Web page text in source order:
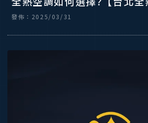
【北投三菱冷氣安裝】【北
發佈：2025/03/31